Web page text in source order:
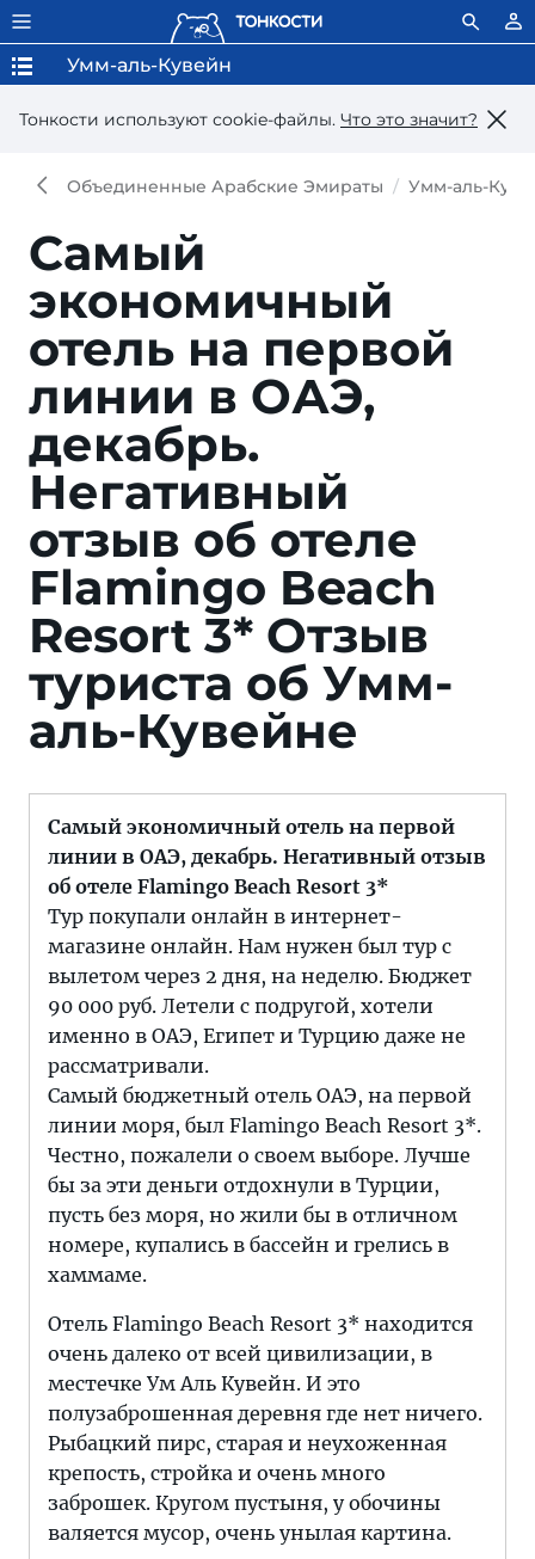
Тонкости используют сookie-файлы. Что это значит?
Умм-аль-Кувейн
Объединенные Арабские Эмираты Умм-аль-
Самый
экономичный
отель на первой
линии в ОАЭ,
декабрь.
Негативный
отзыв об отеле
Flamingo Beach
Resort 3* Отзыв
туриста об Умм-
аль-Кувейне
Самый экономичный отель на первой
линии в ОАЭ, декабрь. Негативный отзыв
об отеле Flamingo Beach Resort 3*
Тур покупали онлайн в интернет-
магазине онлайн. Нам нужен был тур с
вылетом через 2 дня, на неделю. Бюджет
90 000 руб. Летели с подругой, хотели
именно в ОАЭ, Египет и Турцию даже не
рассматривали.
Самый бюджетный отель ОАЭ, на первой
линии моря, был Flamingo Beach Resort 3*.
Честно, пожалели о своем выборе. Лучше
бы за эти деньги отдохнули в Турции,
пусть без моря, но жили бы в отличном
номере, купались в бассейн и грелись в
хаммаме.
Отель Flamingo Beach Resort 3* находится
очень далеко от всей цивилизации, в
местечке Ум Аль Кувейн. И это
полузаброшенная деревня где нет ничего.
Рыбацкий пирс, старая и неухоженная
крепость, стройка и очень много
заброшек. Кругом пустыня, у обочины
валяется мусор, очень унылая картина.